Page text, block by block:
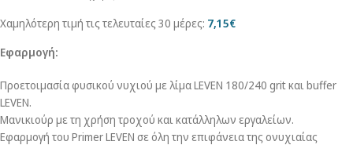
Χαμηλότερη τιμή τις τελευταίες 30 μέρες: 7,15€
Εφαρμογή:
Προετοιμασία φυσικού νυχιού με λίμα LEVEN 180/240 grit και buffer
LEVEN.
Μανικιούρ με τη χρήση τροχού και κατάλληλων εργαλείων.
Εφαρμογή του Primer LEVEN σε όλη την επιφάνεια της ονυχιαίας